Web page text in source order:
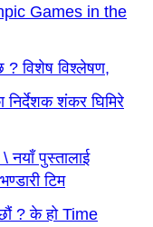
Games in the
? विशेष विश्लेषण,
निर्देशक शंकर घिमिरे
\ नयाँ पुस्तालाई
टिम
? के हो Time